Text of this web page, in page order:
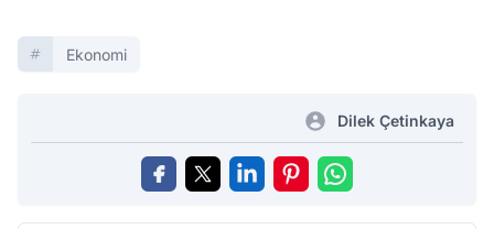
Ekonomi
Dilek Çetinkaya